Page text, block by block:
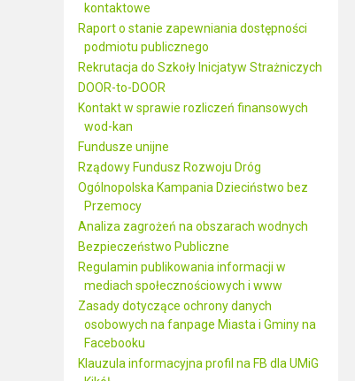
kontaktowe
Raport o stanie zapewniania dostępności
podmiotu publicznego
Rekrutacja do Szkoły Inicjatyw Strażniczych
DOOR-to-DOOR
Kontakt w sprawie rozliczeń finansowych
wod-kan
Fundusze unijne
Rządowy Fundusz Rozwoju Dróg
Ogólnopolska Kampania Dzieciństwo bez
Przemocy
Analiza zagrożeń na obszarach wodnych
Bezpieczeństwo Publiczne
Regulamin publikowania informacji w
mediach społecznościowych i www
Zasady dotyczące ochrony danych
osobowych na fanpage Miasta i Gminy na
Facebooku
Klauzula informacyjna profil na FB dla UMiG